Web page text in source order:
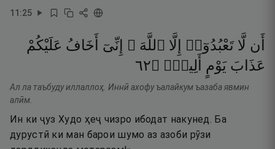
11:25
أَن لَّا تَعْبُدُوٓا۟ إِلَّا ٱللَّهَ ۖ إِنِّىٓ أَخَافُ عَلَيْكُمْ
عَذَابَ يَوْمٍ أَلِيمٍۢ ۝٢٦
Ал ла таъбуду иллаллоҳ. Иннӣ ахофу ъалайкум ъазаба явмин
алӣм.
Ин ки ҷуз Худо ҳеҷ чизро ибодат накунед. Ба
дурустӣ ки ман барои шумо аз азоби рӯзи